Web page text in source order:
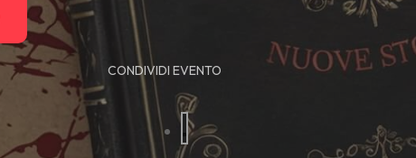
CONDIVIDI EVENTO